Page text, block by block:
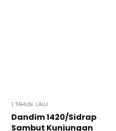
1 TAHUN LALU
Dandim 1420/Sidrap
Sambut Kunjungan